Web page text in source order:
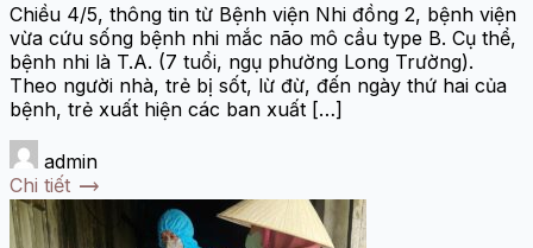
Chiều 4/5, thông tin từ Bệnh viện Nhi đồng 2, bệnh viện
vừa cứu sống bệnh nhi mắc não mô cầu type B. Cụ thể,
bệnh nhi là T.A. (7 tuổi, ngụ phường Long Trường).
Theo người nhà, trẻ bị sốt, lừ đừ, đến ngày thứ hai của
bệnh, trẻ xuất hiện các ban xuất […]
admin
Chi tiết trending_flat